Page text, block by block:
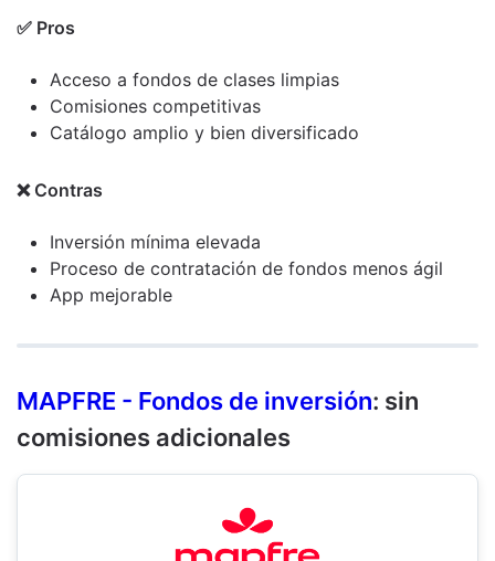
✅ Pros
Acceso a fondos de clases limpias
Comisiones competitivas
Catálogo amplio y bien diversificado
❌ Contras
Inversión mínima elevada
Proceso de contratación de fondos menos ágil
App mejorable
MAPFRE - Fondos de inversión: sin
comisiones adicionales